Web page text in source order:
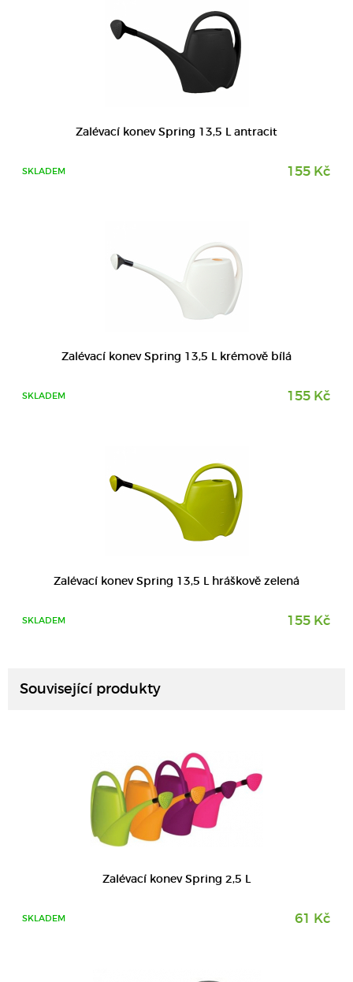
Zalévací konev Spring 13,5 L antracit
SKLADEM 155 Kč
Zalévací konev Spring 13,5 L krémově bílá
SKLADEM 155 Kč
Zalévací konev Spring 13,5 L hráškově zelená
SKLADEM 155 Kč
Související produkty
Zalévací konev Spring 2,5 L
SKLADEM 61 Kč